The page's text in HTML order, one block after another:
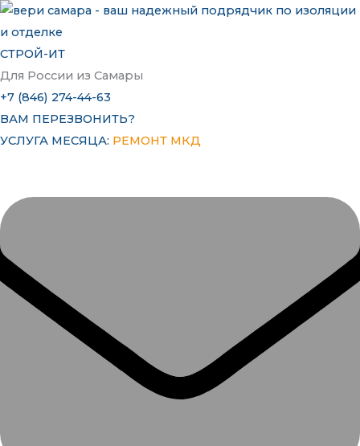
Перейти
к
содержимому
СТРОЙ-ИТ
Для России из Самары
+7 (846) 274-44-63
ВАМ ПЕРЕЗВОНИТЬ?
УСЛУГА МЕСЯЦА: РЕМОНТ МКД